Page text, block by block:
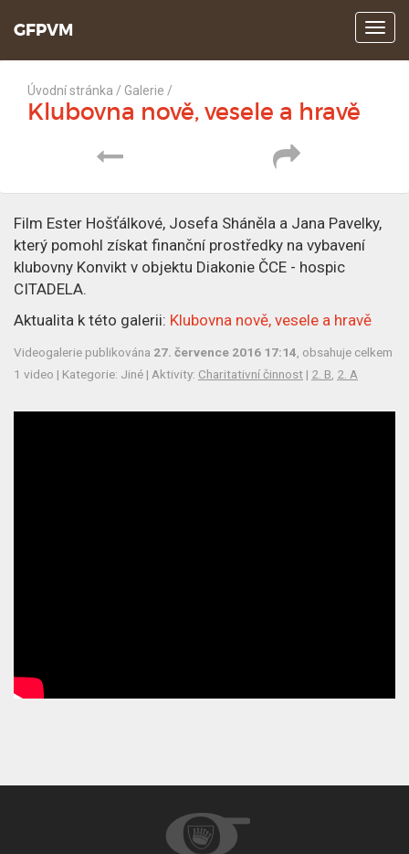
Z
o
b
e
u
GFPVM
Úvodní stránka / Galerie /
Klubovna nově, vesele a hravě
Film Ester Hošťálkové, Josefa Sháněla a Jana Pavelky,
který pomohl získat finanční prostředky na vybavení
klubovny Konvikt v objektu Diakonie ČCE - hospic
CITADELA.
Aktualita k této galerii: Klubovna nově, vesele a hravě
Videogalerie publikována 27. července 2016 17:14 , obsahuje celkem
1 video | Kategorie: Jiné | Aktivity: Charitativní činnost | 2. B 2. A